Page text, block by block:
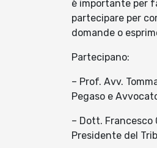
è importante per
partecipare per
domande o
Partecipano:
– Prof. Avv.
Pegaso e
– Dott. Francesco
Presidente del